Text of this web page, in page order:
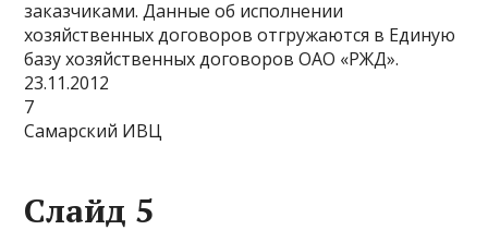
заказчиками. Данные об исполнении
хозяйственных договоров отгружаются в Единую
базу хозяйственных договоров ОАО «РЖД».
23.11.2012
7
Самарский ИВЦ
Слайд 5